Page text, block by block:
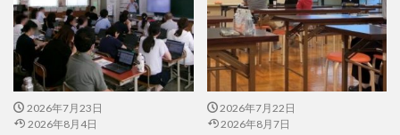
2026年7月23日
2026年8月4日
2026年7月22日
2026年8月7日